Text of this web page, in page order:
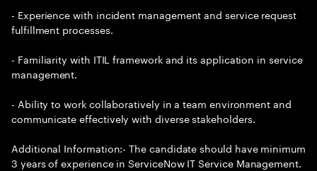
- Experience with incident management and service request
fulfillment processes.
- Familiarity with ITIL framework and its application in service
management.
- Ability to work collaboratively in a team environment and
communicate effectively with diverse stakeholders.
Additional Information:- The candidate should have minimum
3 years of experience in ServiceNow IT Service Management.